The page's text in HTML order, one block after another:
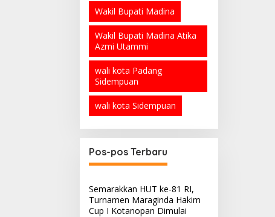
Wakil Bupati Madina
Wakil Bupati Madina Atika
Azmi Utammi
wali kota Padang
Sidempuan
wali kota Sidempuan
Pos-pos Terbaru
Semarakkan HUT ke-81 RI,
Turnamen Maraginda Hakim
Cup I Kotanopan Dimulai